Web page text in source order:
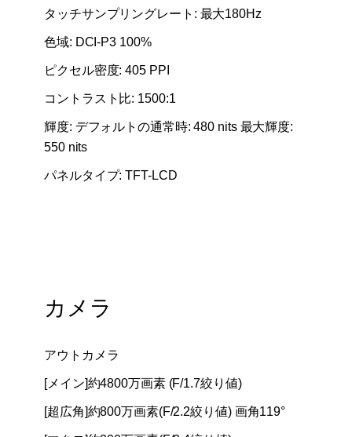
タッチサンプリングレート: 最大180Hz
色域: DCI-P3 100%
ピクセル密度: 405 PPI
コントラスト比: 1500:1
輝度: デフォルトの通常時: 480 nits 最大輝度:
550 nits
パネルタイプ: TFT-LCD
カメラ
アウトカメラ
[メイン]約4800万画素 (F/1.7絞り値)
[超広角]約800万画素(F/2.2絞り値) 画角119°